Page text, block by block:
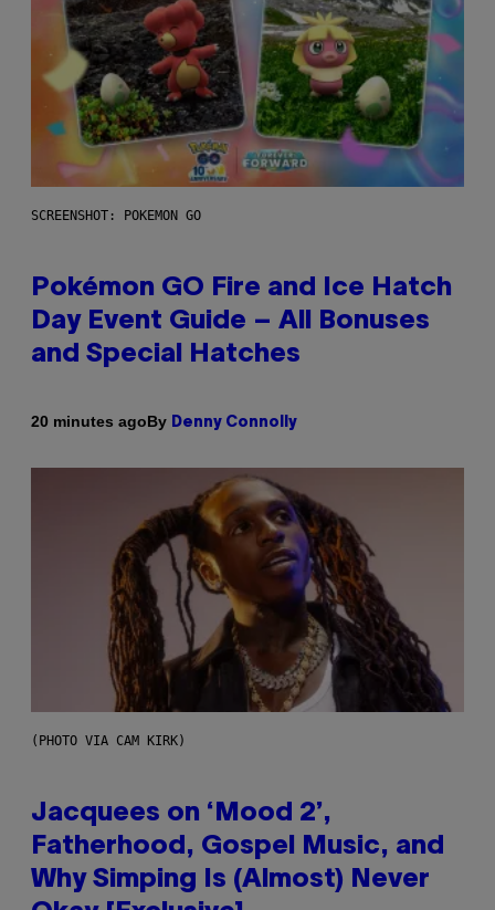
SCREENSHOT: POKEMON GO
Pokémon GO Fire and Ice Hatch
Day Event Guide – All Bonuses
and Special Hatches
20 minutes agoBy Denny Connolly
(PHOTO VIA CAM KIRK)
Jacquees on ‘Mood 2’,
Fatherhood, Gospel Music, and
Why Simping Is (Almost) Never